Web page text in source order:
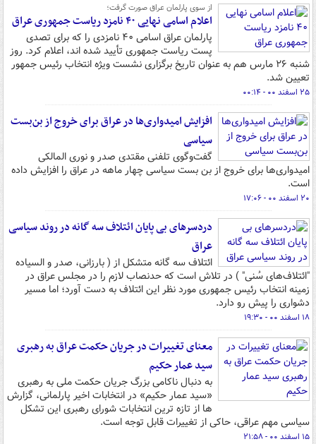
از سوی پارلمان عراق صورت گرفت؛
اعلام اسامی نهایی ۴۰ نامزد ریاست جمهوری عراق
پارلمان عراق اسامی ۴۰ نامزدی را که برای تصدی
پست ریاست جمهوری تأیید شده اند، اعلام کرد. روز
شنبه ۲۶ مارس هم به عنوان تاریخ برگزاری نشست ویژه انتخاب رئیس جمهور
تعیین شد.
۲۵ اسفند ۰۰ - ۰۰:۱۴
افزایش امیدواری‌ها در عراق برای خروج از بن‌بست
سیاسی
گفت‌وگوی تلفنی مقتدی صدر و نوری المالکی
امیدواری‌ها برای خروج از بن بست سیاسی چهار ماهه در عراق را افزایش داده
است.
۲۰ اسفند ۰۰ - ۱۷:۰۶
دردسرهای بی پایان ائتلاف سه گانه در روند سیاسی
عراق
ائتلاف سه گانه متشکل از ( بارزانی، صدر و السیاده
"ائتلاف‌های سُنی" ) در تلاش است که حدنصاب لازم را در مجلس عراق در
زمینه انتخاب رئیس جمهوری مورد نظر این ائتلاف به دست آورد؛ اما مسیر
دشواری را پیش رو دارد.
۱۸ اسفند ۰۰ - ۱۹:۳۰
معنای تغییرات در جریان حکمت عراق به رهبری
سید عمار حکیم
به دنبال ناکامی بزرگ جریان حکمت ملی به رهبری
«سید عمار حکیم» در انتخابات اخیر پارلمانی، گزارش
ها از تازه ترین انتخابات شورای رهبری این تشکل
سیاسی مهم عراقی، حاکی از تغییرات قابل توجه است.
۱۵ اسفند ۰۰ - ۲۱:۵۸